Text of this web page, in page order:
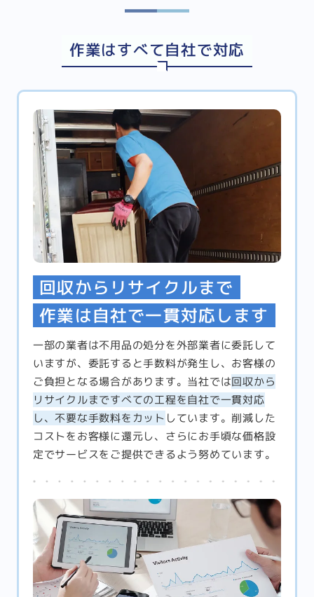
作業はすべて自社で対応
回収からリサイクルまで
作業は自社で一貫対応します
一部の業者は不用品の処分を外部業者に委託して
いますが、委託すると手数料が発生し、お客様の
ご負担となる場合があります。当社では回収から
リサイクルまですべての工程を自社で一貫対応
し、不要な手数料をカット しています。削減した
コストをお客様に還元し、さらにお手頃な価格設
定でサービスをご提供できるよう努めています。